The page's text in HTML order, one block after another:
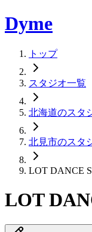
Dyme
トップ
スタジオ一覧
北海道のスタ
北見市のスタ
LOT DANCE
LOT